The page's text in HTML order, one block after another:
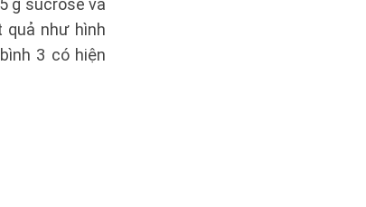
g sucrose và
quả như hình
3 có hiện